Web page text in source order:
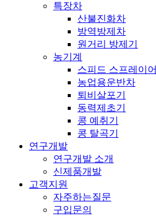
특장차
산불진화차
방역방제차
원거리 방제기
농기계
스피드 스프레이어
농업용운반차
퇴비살포기
동력제초기
콩 예취기
콩 탈곡기
연구개발
연구개발 소개
신제품개발
고객지원
자주하는질문
구입문의